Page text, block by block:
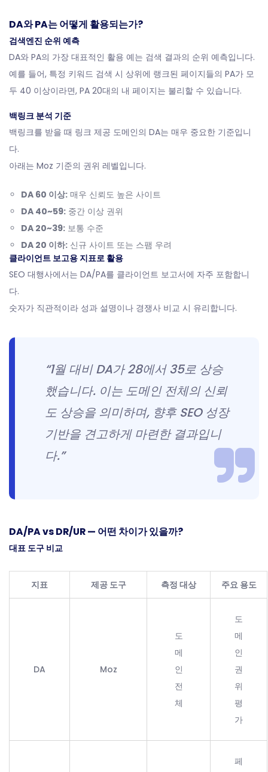
DA와 PA는 어떻게 활용되는가?
검색엔진 순위 예측
DA와 PA의 가장 대표적인 활용 예는 검색 결과의 순위 예측입니다.
예를 들어, 특정 키워드 검색 시 상위에 랭크된 페이지들의 PA가 모
두 40 이상이라면, PA 20대의 내 페이지는 불리할 수 있습니다.
백링크 분석 기준
백링크를 받을 때 링크 제공 도메인의 DA는 매우 중요한 기준입니
다.
아래는 Moz 기준의 권위 레벨입니다.
DA 60 이상: 매우 신뢰도 높은 사이트
DA 40~59: 중간 이상 권위
DA 20~39: 보통 수준
DA 20 이하: 신규 사이트 또는 스팸 우려
클라이언트 보고용 지표로 활용
SEO 대행사에서는 DA/PA를 클라이언트 보고서에 자주 포함합니
다.
숫자가 직관적이라 성과 설명이나 경쟁사 비교 시 유리합니다.
“1월 대비 DA가 28에서 35로 상승
했습니다. 이는 도메인 전체의 신뢰
도 상승을 의미하며, 향후 SEO 성장
기반을 견고하게 마련한 결과입니
다.”
DA/PA vs DR/UR — 어떤 차이가 있을까?
대표 도구 비교
지표 제공 도구 측정 대상 주요 용도
DA Moz
도
메
인
전
체
도
메
인
권
위
평
가
페